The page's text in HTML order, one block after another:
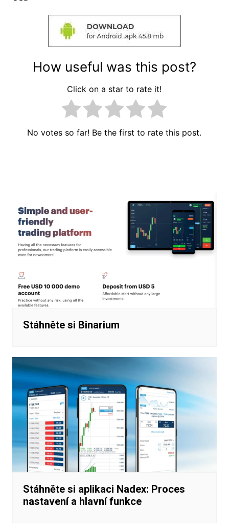
How useful was this post?
Click on a star to rate it!
No votes so far! Be the first to rate this post.
Stáhněte si Binarium
Stáhněte si aplikaci Nadex: Proces
nastavení a hlavní funkce